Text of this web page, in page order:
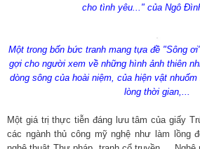
cho tình yêu..." của Ngô
Một trong bốn bức tranh mang tựa đề "Sông
gợi cho người xem về những hình ảnh thiên
dòng sông của hoài niệm, của hiện vật
lòng thời gian,...
Một giá trị thực tiễn đáng lưu tâm của giấy
các ngành thủ công mỹ nghệ như làm lồng